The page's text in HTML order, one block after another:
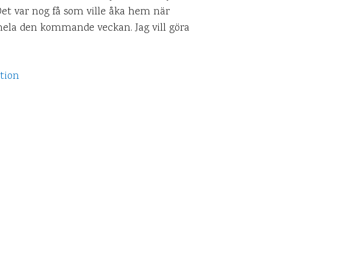
var nog få som ville åka hem när
den kommande veckan. Jag vill göra